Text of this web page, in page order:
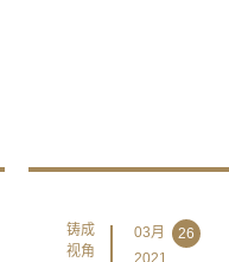
铸成
视角
03月
26